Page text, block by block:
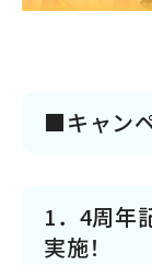
■キャン
1．4周年
実施！